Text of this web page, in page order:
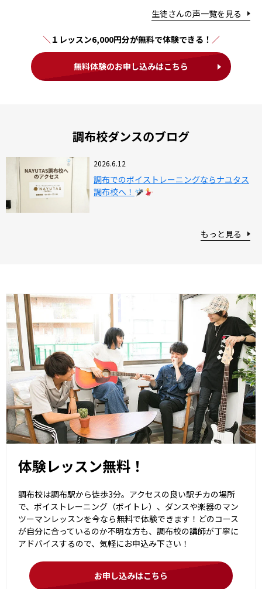
生徒さんの声一覧を見る
１レッスン6,000円分が無料で体験できる！
無料体験のお申し込みはこちら
調布校ダンスのブログ
2026.6.12
調布でのボイストレーニングならナユタス
調布校へ！
もっと見る
体験レッスン無料！
調布校は調布駅から徒歩3分。アクセスの良い駅チカの場所
で、ボイストレーニング（ボイトレ）、ダンスや楽器のマン
ツーマンレッスンを今なら無料で体験できます！どのコース
が自分に合っているのか不明な方も、調布校の講師が丁寧に
アドバイスするので、気軽にお申込み下さい！
お申し込みはこちら